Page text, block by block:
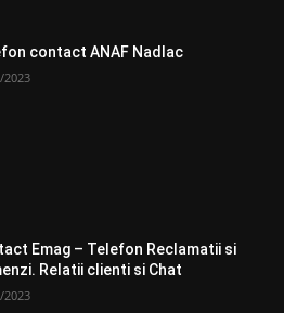
contact ANAF Nadlac
2023
Emag – Telefon Reclamatii si
Relatii clienti si Chat
2023